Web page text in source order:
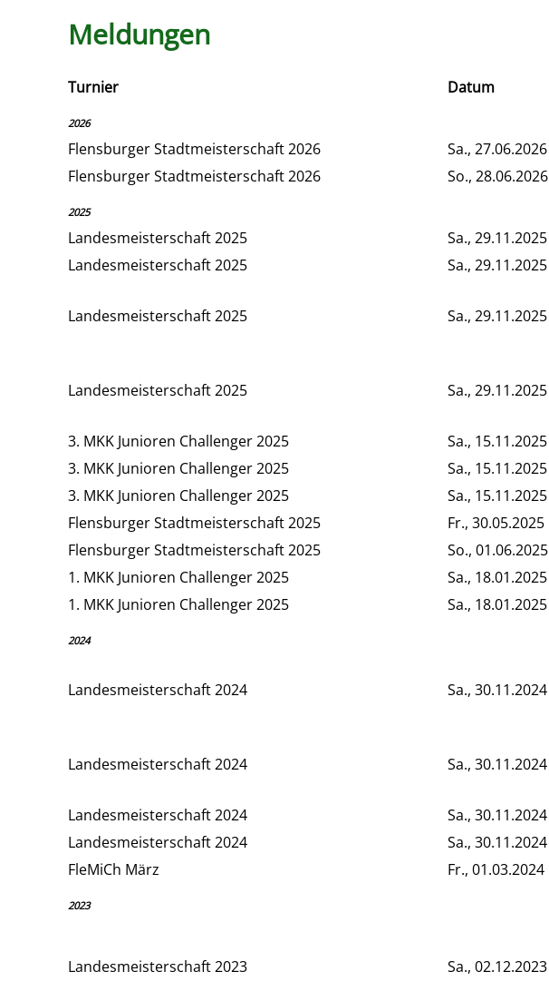
Meldungen
Turnier Datum
2026
Flensburger Stadtmeisterschaft 2026 Sa., 27.06.2026
Flensburger Stadtmeisterschaft 2026
So., 28.06.2026
2025
Landesmeisterschaft 2025 Sa., 29.11.2025
Landesmeisterschaft 2025
Sa., 29.11.2025
Landesmeisterschaft 2025 Sa., 29.11.2025
Landesmeisterschaft 2025 Sa., 29.11.2025
3. MKK Junioren Challenger 2025 Sa., 15.11.2025
3. MKK Junioren Challenger 2025
Sa., 15.11.2025
3. MKK Junioren Challenger 2025
Sa., 15.11.2025
Flensburger Stadtmeisterschaft 2025
Fr., 30.05.2025
Flensburger Stadtmeisterschaft 2025
So., 01.06.2025
1. MKK Junioren Challenger 2025
Sa., 18.01.2025
1. MKK Junioren Challenger 2025
Sa., 18.01.2025
2024
Landesmeisterschaft 2024 Sa., 30.11.2024
Landesmeisterschaft 2024 Sa., 30.11.2024
Landesmeisterschaft 2024 Sa., 30.11.2024
Landesmeisterschaft 2024
Sa., 30.11.2024
FleMiCh März
Fr., 01.03.2024
2023
Landesmeisterschaft 2023 Sa., 02.12.2023